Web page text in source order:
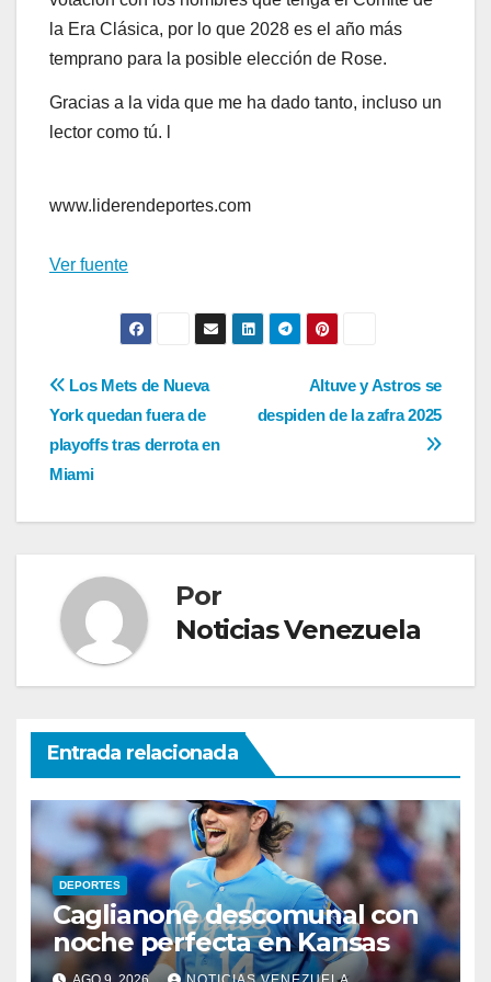
la Era Clásica, por lo que 2028 es el año más
temprano para la posible elección de Rose.
Gracias a la vida que me ha dado tanto, incluso un
lector como tú. l
www.liderendeportes.com
Ver fuente
Navegación
de
entradas
Altuve y Astros se
despiden de la zafra 2025
Los Mets de Nueva
York quedan fuera de
playoffs tras derrota en
Miami
Por
Noticias Venezuela
Entrada relacionada
DEPORTES
Caglianone descomunal con
noche perfecta en Kansas